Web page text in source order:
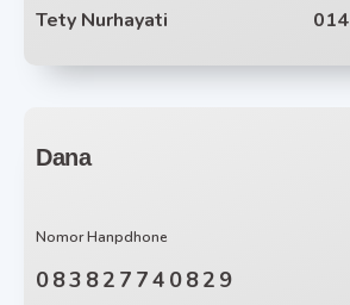
Tety Nurhayati 014
Dana
Nomor Hanpdhone
083827740829